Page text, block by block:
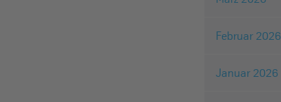
Februar 2026
Januar 2026